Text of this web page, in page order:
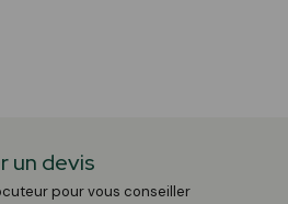
un devis
pour vous conseiller